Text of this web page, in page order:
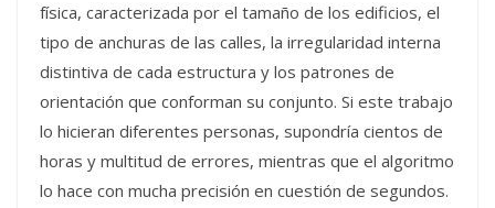
física, caracterizada por el tamaño de los edificios, el
tipo de anchuras de las calles, la irregularidad interna
distintiva de cada estructura y los patrones de
orientación que conforman su conjunto. Si este trabajo
lo hicieran diferentes personas, supondría cientos de
horas y multitud de errores, mientras que el algoritmo
lo hace con mucha precisión en cuestión de segundos.